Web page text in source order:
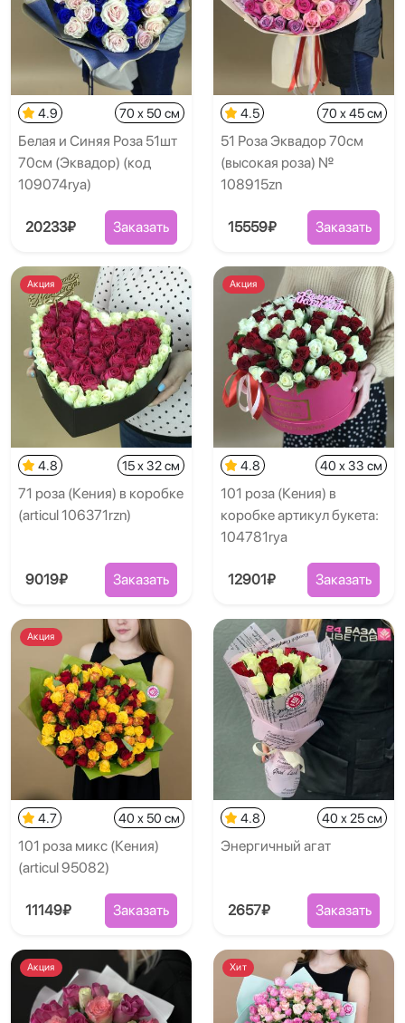
4.9 70 x 50 см
Белая и Синяя Роза 51шт
70см (Эквадор) (код
109074rya)
20233₽ Заказать
4.5 70 x 45 см
51 Роза Эквадор 70см
(высокая роза) №
108915zn
15559₽ Заказать
Акция
4.8 15 x 32 см
71 роза (Кения) в коробке
(articul 106371rzn)
9019₽ Заказать
Акция
4.8 40 x 33 см
101 роза (Кения) в
коробке артикул букета:
104781rya
12901₽ Заказать
Акция
4.7 40 x 50 см
101 роза микс (Кения)
(articul 95082)
11149₽ Заказать
4.8 40 x 25 см
Энергичный агат
2657₽ Заказать
Акция Хит